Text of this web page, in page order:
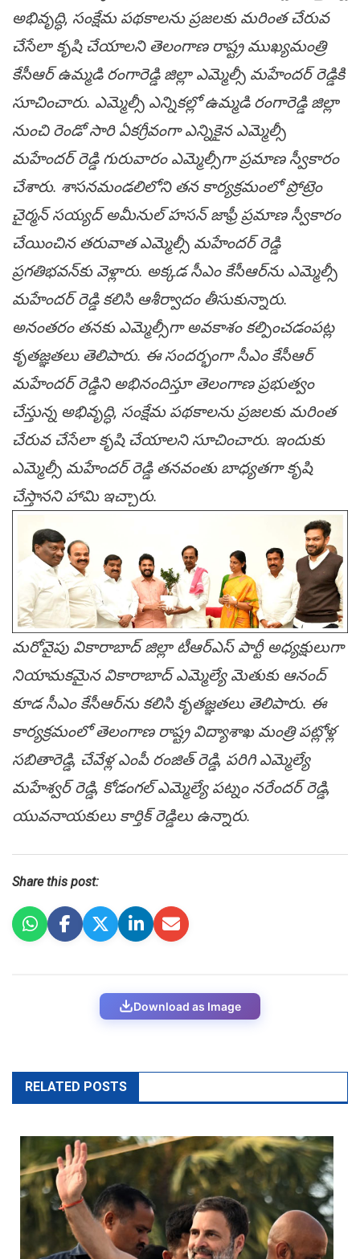
అభివృద్ధి, సంక్షేమ ప‌థ‌కాల‌ను ప్ర‌జ‌ల‌కు మ‌రింత చేరువ
చేసేలా కృషి చేయాల‌ని తెలంగాణ రాష్ట్ర ముఖ్య‌మంత్రి
కేసీఆర్ ఉమ్మ‌డి రంగారెడ్డి జిల్లా ఎమ్మెల్సీ మ‌హేంద‌ర్ రెడ్డికి
సూచించారు. ఎమ్మెల్సీ ఎన్నిక‌ల్లో ఉమ్మ‌డి రంగారెడ్డి జిల్లా
నుంచి రెండో సారి ఏక‌గ్రీవంగా ఎన్నికైన ఎమ్మెల్సీ
మ‌హేంద‌ర్ రెడ్డి గురువారం ఎమ్మెల్సీగా ప్ర‌మాణ స్వీకారం
చేశారు. శాస‌న‌మండ‌లిలోని త‌న కార్య‌క్ర‌మంలో ప్రోట్రెం
చైర్మ‌న్ స‌య్య‌ద్ అమీనుల్ హ‌స‌న్ జాఫ్రీ ప్ర‌మాణ స్వీకారం
చేయించిన త‌రువాత ఎమ్మెల్సీ మ‌హేంద‌ర్ రెడ్డి
ప్ర‌గ‌తిభ‌వ‌న్‌కు వెళ్లారు. అక్క‌డ సీఎం కేసీఆర్‌ను ఎమ్మెల్సీ
మ‌హేంద‌ర్ రెడ్డి క‌లిసి ఆశీర్వాదం తీసుకున్నారు.
అనంత‌రం త‌న‌కు ఎమ్మెల్సీగా అవ‌కాశం క‌ల్పించ‌డంప‌ట్ల
కృత‌జ్ఞ‌త‌లు తెలిపారు. ఈ సంద‌ర్భంగా సీఎం కేసీఆర్
మ‌హేంద‌ర్ రెడ్డిని అభినందిస్తూ తెలంగాణ ప్ర‌భుత్వం
చేస్తున్న అభివృద్ధి, సంక్షేమ ప‌థ‌కాల‌ను ప్ర‌జ‌ల‌కు మ‌రింత
చేరువ చేసేలా కృషి చేయాల‌ని సూచించారు. ఇందుకు
ఎమ్మెల్సీ మ‌హేంద‌ర్ రెడ్డి త‌నవంతు బాధ్య‌త‌గా కృషి
చేస్తాన‌ని హామి ఇచ్చారు.
మ‌రోవైపు వికారాబాద్ జిల్లా టీఆర్ఎస్ పార్టీ అధ్య‌క్షులుగా
నియామ‌క‌మైన వికారాబాద్ ఎమ్మెల్యే మెతుకు ఆనంద్
కూడ సీఎం కేసీఆర్‌ను క‌లిసి కృత‌జ్ఞ‌త‌లు తెలిపారు. ఈ
కార్య‌క్ర‌మంలో తెలంగాణ రాష్ట్ర విద్యాశాఖ మంత్రి ప‌ట్లోళ్ల
స‌బితారెడ్డి, చేవేళ్ల ఎంపీ రంజిత్ రెడ్డి, ప‌రిగి ఎమ్మెల్యే
మ‌హేశ్వ‌ర్ రెడ్డి, కోడంగ‌ల్ ఎమ్మెల్యే ప‌ట్నం న‌రేంద‌ర్ రెడ్డి,
యువ‌నాయ‌కులు కార్తిక్ రెడ్డిలు ఉన్నారు.
Share this post:
Download as Image
RELATED POSTS